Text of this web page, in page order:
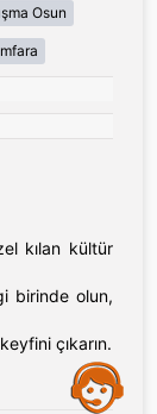
Osun
kılan kültür
birinde olun,
çıkarın.